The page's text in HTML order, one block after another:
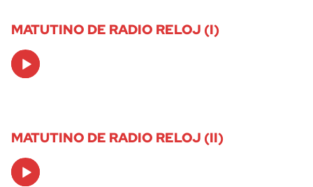
MATUTINO DE RADIO RELOJ (I)
Audio
Player
MATUTINO DE RADIO RELOJ (II)
Audio
Player